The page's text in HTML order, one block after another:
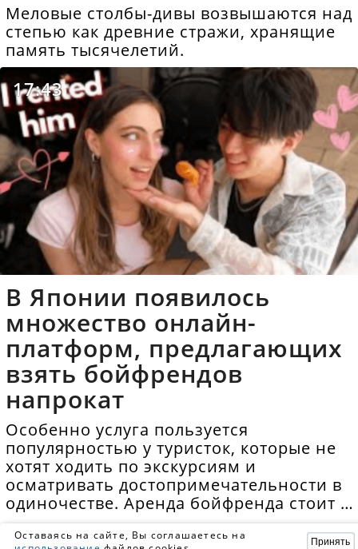
Меловые столбы-дивы возвышаются над
степью как древние стражи, хранящие
память тысячелетий.
17:43
В Японии появилось
множество онлайн-
платформ, предлагающих
взять бойфрендов
напрокат
Особенно услуга пользуется
популярностью у туристок, которые не
хотят ходить по экскурсиям и
осматривать достопримечательности в
одиночестве. Аренда бойфренда стоит в
Оставаясь на сайте, Вы соглашаетесь на
Принять